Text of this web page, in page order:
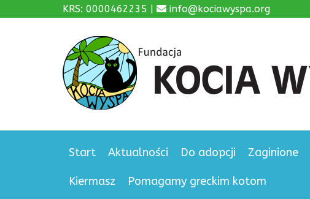
KRS: 0000462235 | info@kociawyspa.org
Start Aktualności Do adopcji Zaginione
Kiermasz Pomagamy greckim kotom